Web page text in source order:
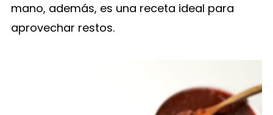
mano, además, es una receta ideal para
aprovechar restos.